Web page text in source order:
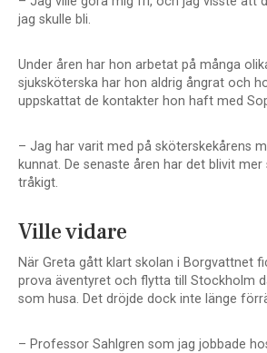
jag skulle bli.
Under åren har hon arbetat på många
sjuksköterska har hon aldrig ångrat och
uppskattat de kontakter hon haft med
– Jag har varit med på sköterskekårens
kunnat. De senaste åren har det blivit mer
tråkigt.
Ville vidare
När Greta gått klart skolan i Borgvattnet
prova äventyret och flytta till Stockholm
som husa. Det dröjde dock inte länge
– Professor Sahlgren som jag jobbade